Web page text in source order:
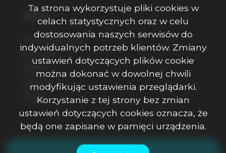
Strona główna
O firmie
Kontakt
Rodo
Ta strona wykorzystuje pliki cookies w
celach statystycznych oraz w celu
dostosowania naszych serwisów do
indywidualnych potrzeb klientów. Zmiany
ustawień dotyczących plików cookie
można dokonać w dowolnej chwili
modyfikując ustawienia przeglądarki.
Korzystanie z tej strony bez zmian
ustawień dotyczących cookies oznacza, że
będą one zapisane w pamięci urządzenia.